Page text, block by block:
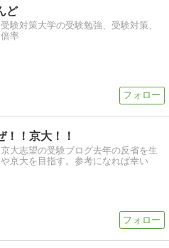
ど
験対策大学の受験勉強、受験対策、
率
！！京大！！
大志望の受験ブログ去年の反省を生
京大を目指す。参考になれば幸い